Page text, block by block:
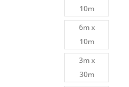
10m
6m x
10m
3m x
30m